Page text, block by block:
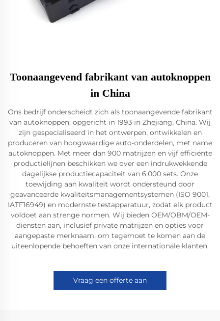
Toonaangevend fabrikant van autoknoppen
in China
Ons bedrijf onderscheidt zich als toonaangevende fabrikant
van autoknoppen, opgericht in 1993 in Zhejiang, China. Wij
zijn gespecialiseerd in het ontwerpen, ontwikkelen en
produceren van hoogwaardige auto-onderdelen, met name
autoknoppen. Met meer dan 900 matrijzen en vijf efficiënte
productielijnen beschikken we over een indrukwekkende
dagelijkse productiecapaciteit van 6.000 sets. Onze
toewijding aan kwaliteit wordt ondersteund door
geavanceerde kwaliteitsmanagementsystemen (ISO 9001,
IATF16949) en modernste testapparatuur, zodat elk product
voldoet aan strenge normen. Wij bieden OEM/OBM/OEM-
diensten aan, inclusief private matrijzen en opties voor
aangepaste merknaam, om tegemoet te komen aan de
uiteenlopende behoeften van onze internationale klanten.
Vraag een offerte aan